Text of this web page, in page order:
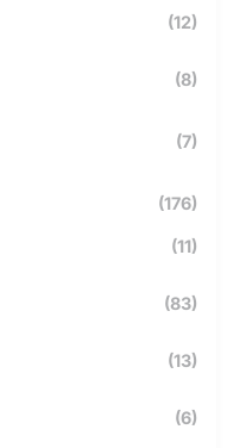
(12)
(8)
(7)
(176)
(11)
(83)
(13)
(6)